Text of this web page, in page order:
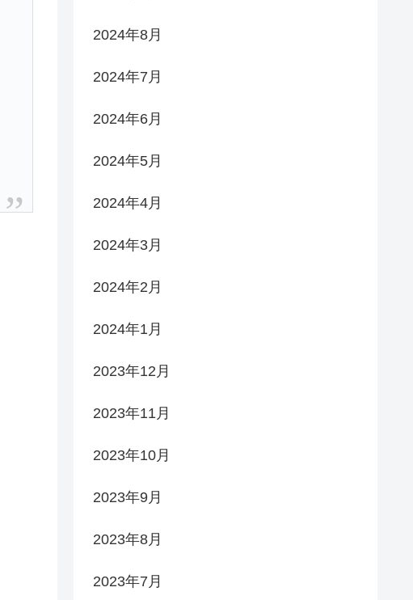
2024年8月
2024年7月
2024年6月
2024年5月
2024年4月
2024年3月
2024年2月
2024年1月
2023年12月
2023年11月
2023年10月
2023年9月
2023年8月
2023年7月